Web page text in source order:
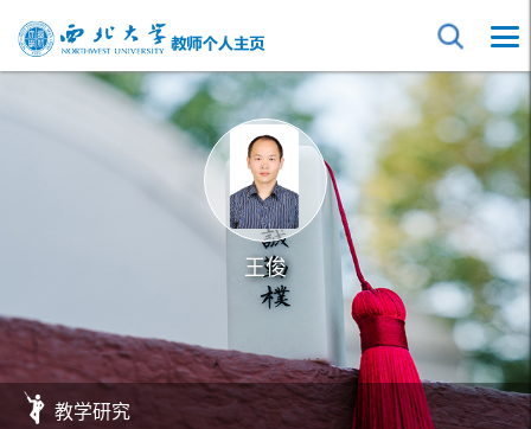
王俊
教学研究